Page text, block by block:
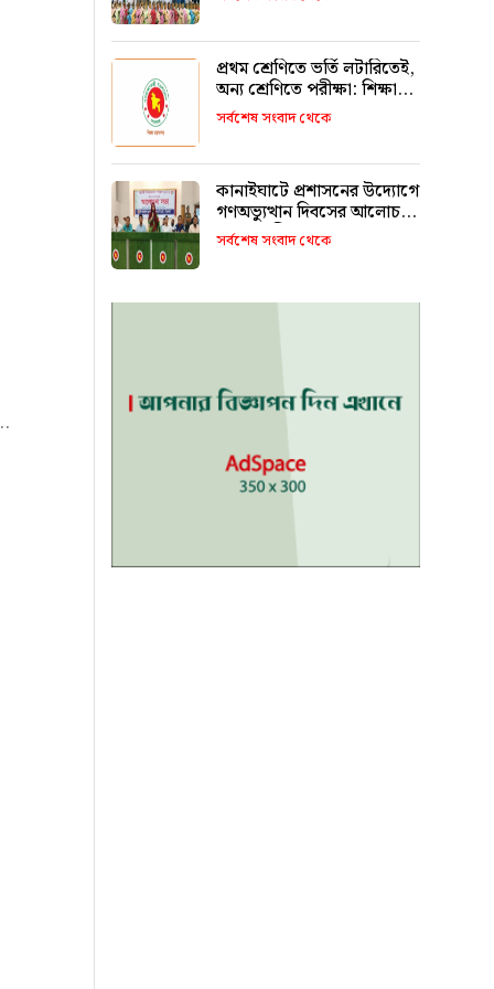
রাখবে : কয়েস লোদী
প্রথম শ্রেণিতে ভর্তি লটারিতেই,
অন্য শ্রেণিতে পরীক্ষা: শিক্ষা
মন্ত্রণালয়
সর্বশেষ সংবাদ থেকে
কানাইঘাটে প্রশাসনের উদ্যোগে
গণঅভ্যুত্থান দিবসের আলোচনা
সভা অনুষ্ঠিত
সর্বশেষ সংবাদ থেকে